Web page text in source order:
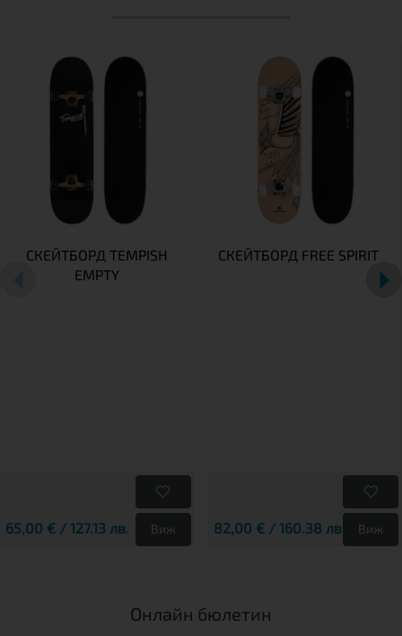
СКЕЙТБОРД TEMPISH
EMPTY
65,00 € / 127.13 лв. Виж
СКЕЙТБОРД FREE SPIRIT
82,00 € / 160.38 лв. Виж
Онлайн бюлетин